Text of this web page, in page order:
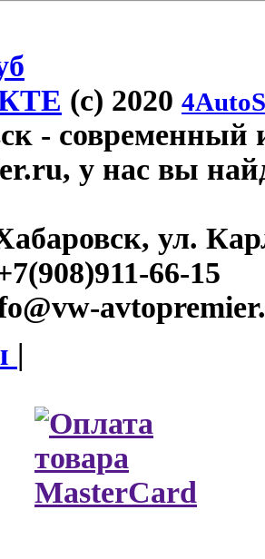
(c) 2020
- современный
у нас вы
ул.
66-15
|